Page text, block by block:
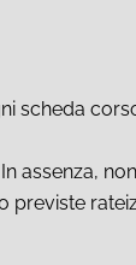
scheda
assenza,
previste